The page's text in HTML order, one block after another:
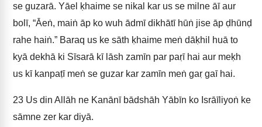
se guzarā. Yāel ḳhaime se nikal kar us se milne āī aur
bolī, “Āeṅ, maiṅ āp ko wuh ādmī dikhātī hūṅ jise āp ḍhūnḍ
rahe haiṅ.” Baraq us ke sāth ḳhaime meṅ dāḳhil huā to
kyā dekhā ki Sīsarā kī lāsh zamīn par paṛī hai aur meḳh
us kī kanpaṭī meṅ se guzar kar zamīn meṅ gaṛ gaī hai.
23 Us din Allāh ne Kanānī bādshāh Yābīn ko Isrāīliyoṅ ke
sāmne zer kar diyā.